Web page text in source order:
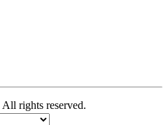
All rights reserved.